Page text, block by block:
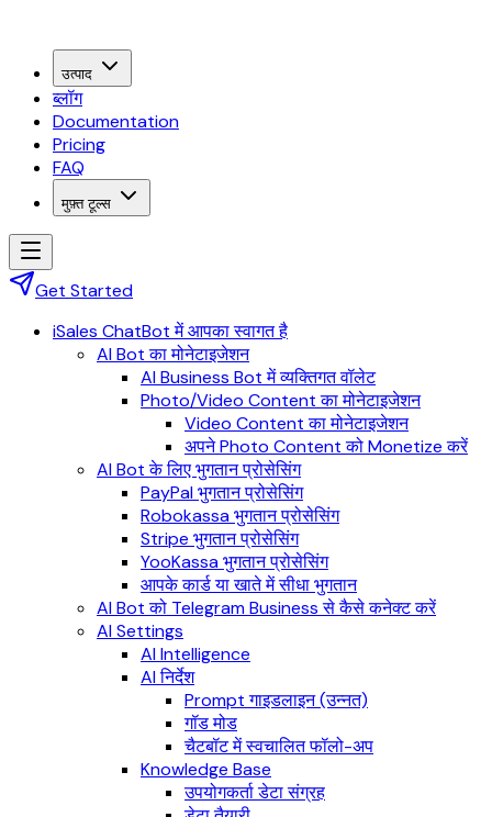
उत्पाद
ब्लॉग
Documentation
Pricing
FAQ
मुफ़्त टूल्स
Get Started
iSales ChatBot में आपका स्वागत है
AI Bot का मोनेटाइजेशन
AI Business Bot में व्यक्तिगत वॉलेट
Photo/Video Content का मोनेटाइजेशन
Video Content का मोनेटाइजेशन
अपने Photo Content को Monetize करें
AI Bot के लिए भुगतान प्रोसेसिंग
PayPal भुगतान प्रोसेसिंग
Robokassa भुगतान प्रोसेसिंग
Stripe भुगतान प्रोसेसिंग
YooKassa भुगतान प्रोसेसिंग
आपके कार्ड या खाते में सीधा भुगतान
AI Bot को Telegram Business से कैसे कनेक्ट करें
AI Settings
AI Intelligence
AI निर्देश
Prompt गाइडलाइन (उन्नत)
गॉड मोड
चैटबॉट में स्वचालित फॉलो-अप
Knowledge Base
उपयोगकर्ता डेटा संग्रह